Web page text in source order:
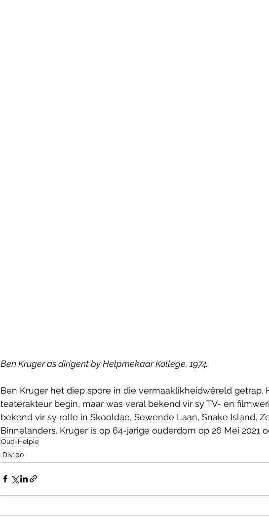
Ben Kruger as dirigent by Helpmekaar Kollege, 1974.
Ben Kruger het diep spore in die vermaaklikheidwêreld getrap.
teaterakteur begin, maar was veral bekend vir sy TV- en
bekend vir sy rolle in Skooldae, Sewende Laan, Snake Island,
Binnelanders. Kruger is op 64-jarige ouderdom op 26 Mei 2021
Oud-Helpie
Dis100